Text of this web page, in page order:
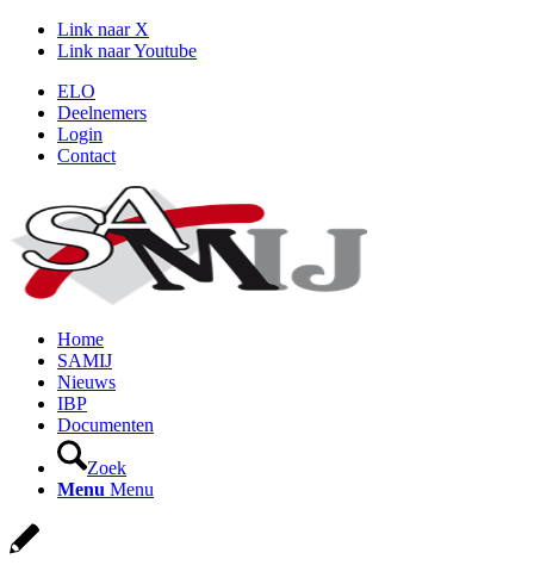
Link naar X
Link naar Youtube
ELO
Deelnemers
Login
Contact
Home
SAMIJ
Nieuws
IBP
Documenten
Zoek
Menu Menu